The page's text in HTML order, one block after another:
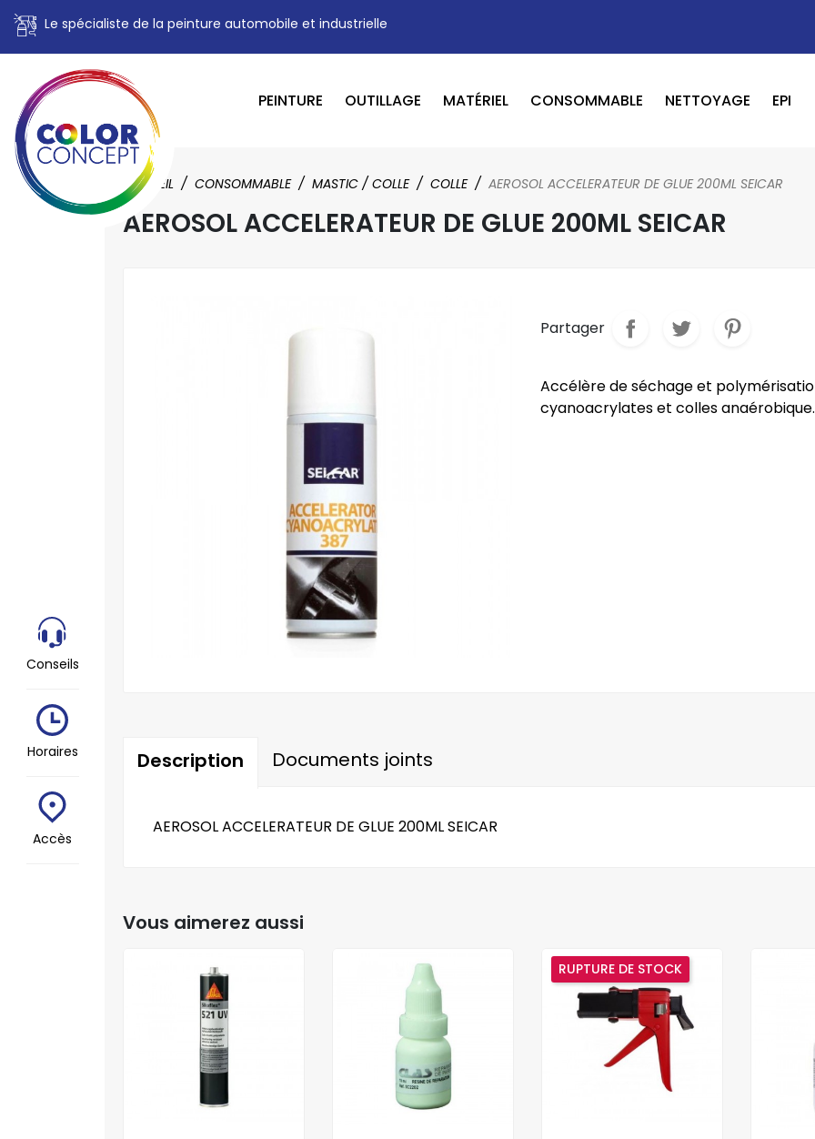
Le spécialiste de la peinture automobile et industrielle
PEINTURE OUTILLAGE MATÉRIEL CONSOMMABLE NETTOYAGE EPI
ACCUEIL CONSOMMABLE MASTIC / COLLE COLLE AEROSOL ACCELERATEUR DE GLUE 200ML SEICAR
AEROSOL ACCELERATEUR DE GLUE 200ML SEICAR
Partager
Accélère de séchage et
cyanoacrylates et colles anaérobique.
Description Documents joints
AEROSOL ACCELERATEUR DE GLUE 200ML SEICAR
Vous aimerez aussi
RUPTURE DE STOCK
Conseils
Horaires
Accès